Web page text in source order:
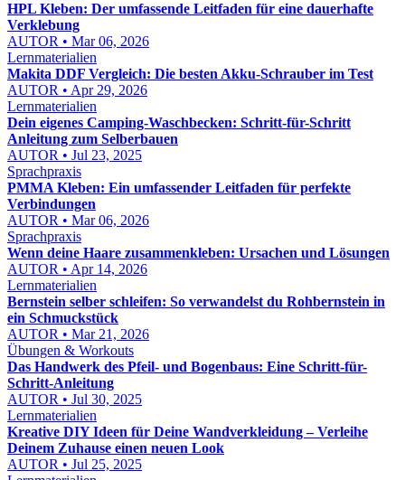
HPL Kleben: Der umfassende Leitfaden für eine dauerhafte
Verklebung
AUTOR • Mar 06, 2026
Lernmaterialien
Makita DDF Vergleich: Die besten Akku-Schrauber im Test
AUTOR • Apr 29, 2026
Lernmaterialien
Dein eigenes Camping-Waschbecken: Schritt-für-Schritt
Anleitung zum Selberbauen
AUTOR • Jul 23, 2025
Sprachpraxis
PMMA Kleben: Ein umfassender Leitfaden für perfekte
Verbindungen
AUTOR • Mar 06, 2026
Sprachpraxis
Wenn deine Haare zusammenkleben: Ursachen und Lösungen
AUTOR • Apr 14, 2026
Lernmaterialien
Bernstein selber schleifen: So verwandelst du Rohbernstein in
ein Schmuckstück
AUTOR • Mar 21, 2026
Übungen & Workouts
Das Handwerk des Pfeil- und Bogenbaus: Eine Schritt-für-
Schritt-Anleitung
AUTOR • Jul 30, 2025
Lernmaterialien
Kreative DIY Ideen für Deine Wandverkleidung – Verleihe
Deinem Zuhause einen neuen Look
AUTOR • Jul 25, 2025